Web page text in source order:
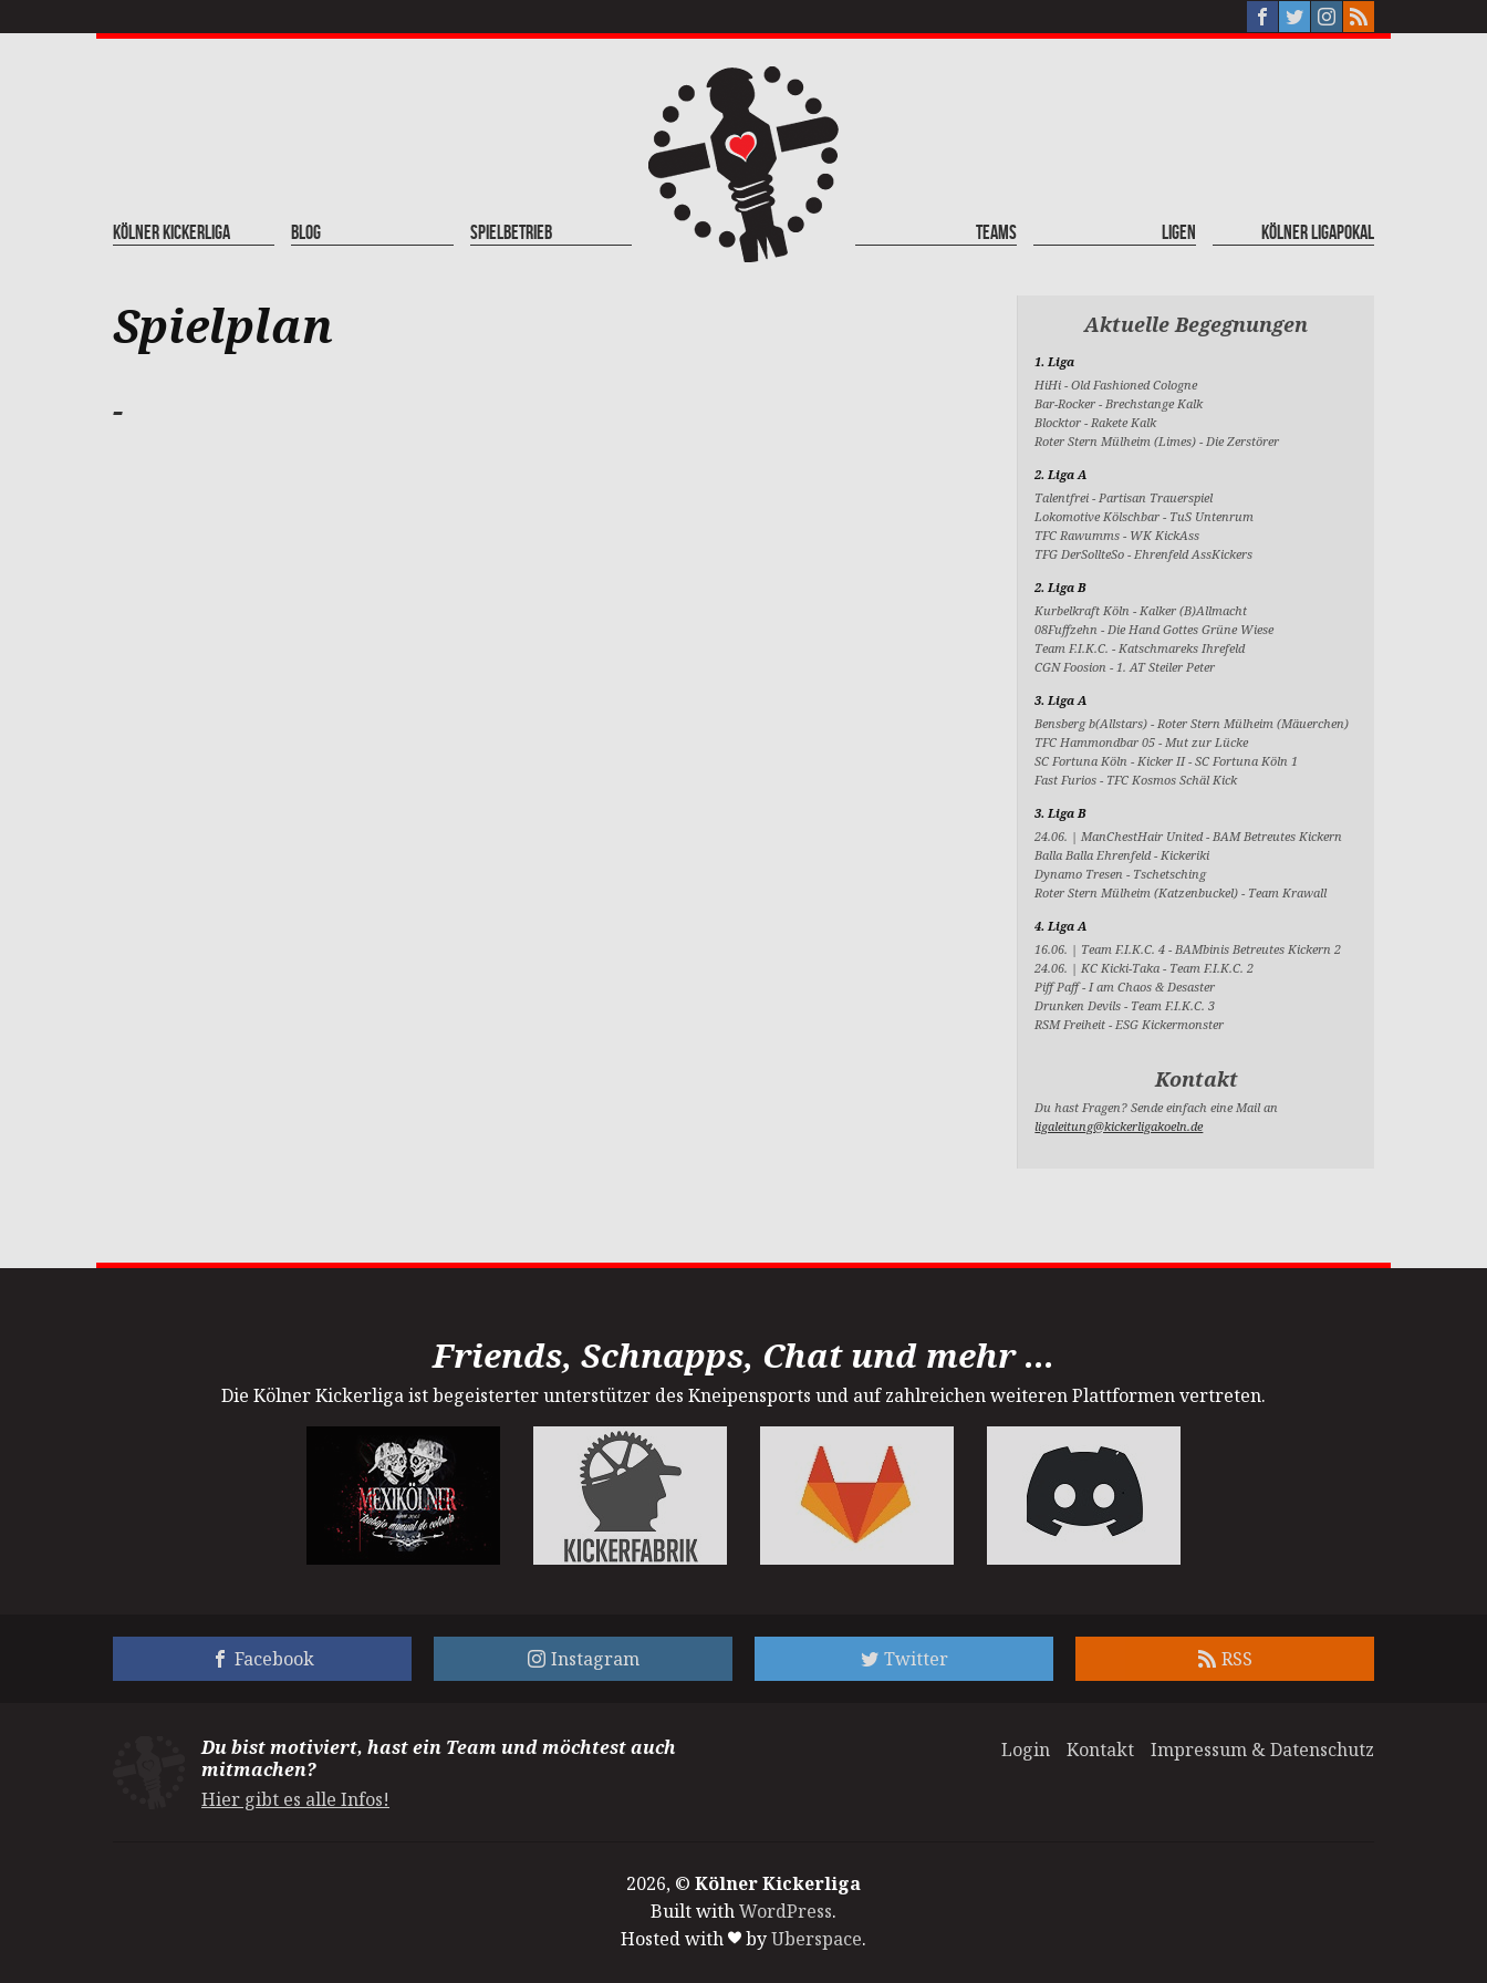
Kölner Kickerliga Blog Spielbetrieb Teams Ligen Kölner Ligapokal
Spielplan
-
Aktuelle Begegnungen
1. Liga
HiHi-Old Fashioned Cologne
Bar-Rocker-Brechstange Kalk
Blocktor-Rakete Kalk
Roter Stern Mülheim (Limes)-Die Zerstörer
2. Liga A
Talentfrei-Partisan Trauerspiel
Lokomotive Kölschbar- TuS Untenrum
TFC Rawumms- WK KickAss
TFG DerSollteSo-Ehrenfeld AssKickers
2. Liga B
Kurbelkraft Köln-Kalker (B)Allmacht
08Fuffzehn-Die Hand Gottes Grüne Wiese
Team F.I.K.C.-Katschmareks Ihrefeld
CGN Foosion-1. AT Steiler Peter
3. Liga A
Bensberg b(Allstars)-Roter Stern Mülheim (Mäuerchen)
TFC Hammondbar 05-Mut zur Lücke
SC Fortuna Köln - Kicker II-SC Fortuna Köln 1
Fast Furios- TFC Kosmos Schäl Kick
3. Liga B
24.06. | ManChestHair United-BAM Betreutes Kickern
Balla Balla Ehrenfeld-Kickeriki
Dynamo Tresen- Tschetsching
Roter Stern Mülheim (Katzenbuckel)- Team Krawall
4. Liga A
16.06. | Team F.I.K.C. 4-BAMbinis Betreutes Kickern 2
24.06. | KC Kicki-Taka- Team F.I.K.C. 2
Piff Paff-I am Chaos & Desaster
Drunken Devils- Team F.I.K.C. 3
RSM Freiheit-ESG Kickermonster
Kontakt
Du hast Fragen? Sende einfach eine Mail an
ligaleitung@kickerligakoeln.de
Friends, Schnapps, Chat und mehr ...
Die Kölner Kickerliga ist begeisterter unterstützer des Kneipensports und auf zahlreichen weiteren Plattformen vertreten.
Facebook Instagram Twitter RSS
Du bist motiviert, hast ein Team und möchtest auch
mitmachen?
Hier gibt es alle Infos!
Login Kontakt Impressum & Datenschutz
2026, © Kölner Kickerliga
Built withWordPress.
Hosted with
byUberspace.